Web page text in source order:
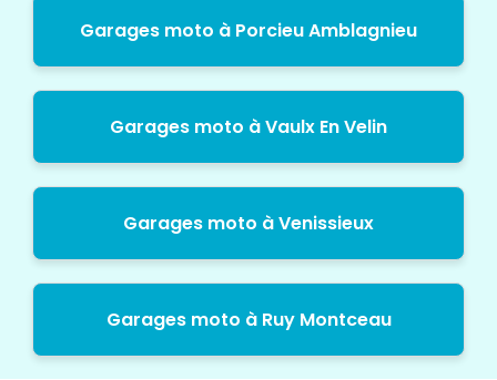
Garages moto à Porcieu Amblagnieu
Garages moto à Vaulx En Velin
Garages moto à Venissieux
Garages moto à Ruy Montceau